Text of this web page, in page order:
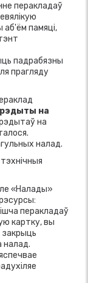
перакладаў
аб'ём памяці,
падрабязны
прагляду
на
на
налад.
«Налады»
перакладаў
картку, вы
закрыць
налад.